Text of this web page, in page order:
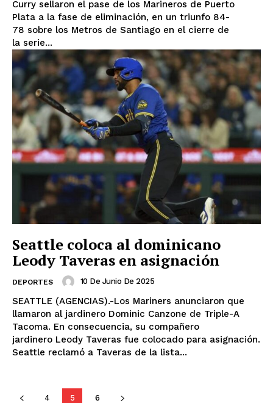
Curry sellaron el pase de los Marineros de Puerto
Plata a la fase de eliminación, en un triunfo 84-
78 sobre los Metros de Santiago en el cierre de
la serie...
Seattle coloca al dominicano
Leody Taveras en asignación
DEPORTES 10 De Junio De 2025
SEATTLE (AGENCIAS).-Los Mariners anunciaron que
llamaron al jardinero Dominic Canzone de Triple-A
Tacoma. En consecuencia, su compañero
jardinero Leody Taveras fue colocado para asignación.
Seattle reclamó a Taveras de la lista...
4 5 6